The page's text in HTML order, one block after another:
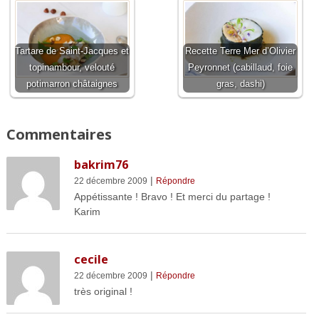
Tartare de Saint-Jacques et
topinambour, velouté
potimarron châtaignes
Recette Terre Mer d’Olivier
Peyronnet (cabillaud, foie
gras, dashi)
Commentaires
bakrim76
22 décembre 2009 | Répondre
Appétissante ! Bravo ! Et merci du partage !
Karim
cecile
22 décembre 2009 | Répondre
très original !